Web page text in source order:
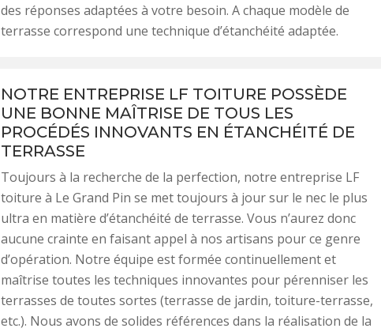
des réponses adaptées à votre besoin. A chaque modèle de
terrasse correspond une technique d’étanchéité adaptée.
NOTRE ENTREPRISE LF TOITURE POSSÈDE
UNE BONNE MAÎTRISE DE TOUS LES
PROCÉDÉS INNOVANTS EN ÉTANCHÉITÉ DE
TERRASSE
Toujours à la recherche de la perfection, notre entreprise LF
toiture à Le Grand Pin se met toujours à jour sur le nec le plus
ultra en matière d’étanchéité de terrasse. Vous n’aurez donc
aucune crainte en faisant appel à nos artisans pour ce genre
d’opération. Notre équipe est formée continuellement et
maîtrise toutes les techniques innovantes pour pérenniser les
terrasses de toutes sortes (terrasse de jardin, toiture-terrasse,
etc.). Nous avons de solides références dans la réalisation de la